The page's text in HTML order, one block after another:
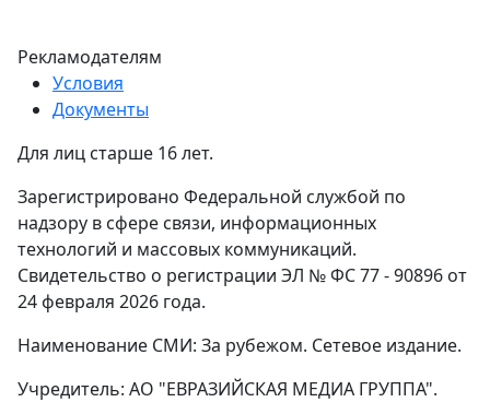
Рекламодателям
Условия
Документы
Для лиц старше 16 лет.
Зарегистрировано Федеральной службой по
надзору в сфере связи, информационных
технологий и массовых коммуникаций.
Свидетельство о регистрации ЭЛ № ФС 77 - 90896 от
24 февраля 2026 года.
Наименование СМИ: За рубежом. Сетевое издание.
Учредитель: АО "ЕВРАЗИЙСКАЯ МЕДИА ГРУППА".